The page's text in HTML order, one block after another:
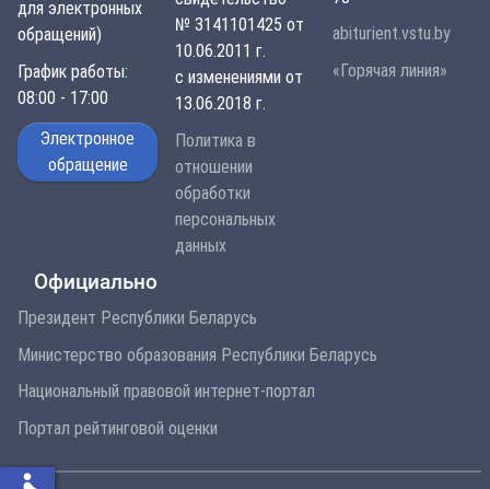
для электронных
обращений)
График работы:
08:00 - 17:00
Электронное
обращение
№ 3141101425 от
10.06.2011 г.
с изменениями от
13.06.2018 г.
Политика в
отношении
обработки
персональных
данных
abiturient.vstu.by
«Горячая линия»
Официально
Президент Республики Беларусь
Министерство образования Республики Беларусь
Национальный правовой интернет-портал
Портал рейтинговой оценки